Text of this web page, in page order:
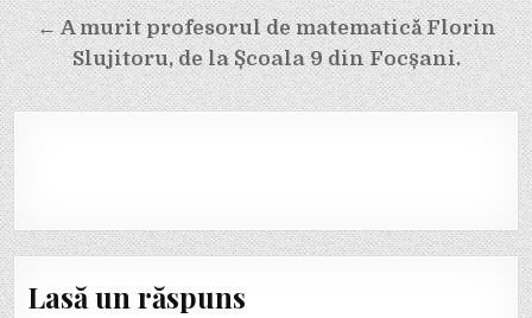
← A murit profesorul de matematică Florin
Slujitoru, de la Școala 9 din Focșani.
Lasă un răspuns